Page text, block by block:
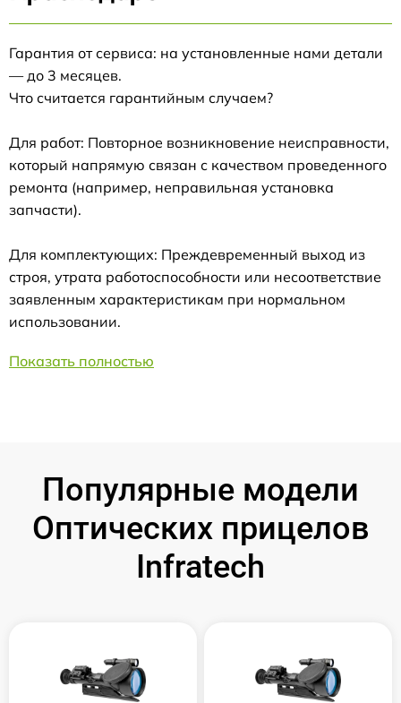
Гарантия от сервиса: на установленные нами детали
— до 3 месяцев.
Что считается гарантийным случаем?
Для работ: Повторное возникновение неисправности,
который напрямую связан с качеством проведенного
ремонта (например, неправильная установка
запчасти).
Для комплектующих: Преждевременный выход из
строя, утрата работоспособности или несоответствие
заявленным характеристикам при нормальном
использовании.
Показать полностью
Популярные модели
Оптических прицелов
Infratech